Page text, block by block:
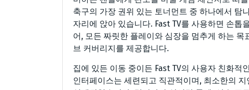
축구의 가장 권위 있는 토너먼트 중 하나에서 탐
자리에 앉아 있습니다. Fast TV를 사용하면 손톱
어, 모든 짜릿한 플레이와 심장을 멈추게 하는
브 커버리지를 제공합니다.
집에 있든 이동 중이든 Fast TV의 사용자 친화
인터페이스는 세련되고 직관적이며, 최소한의